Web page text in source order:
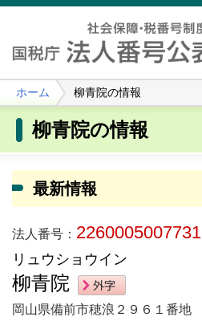
ホーム 柳青院の情報
柳青院の情報
最新情報
法人番号： 2260005007731
リュウショウイン
柳青院
岡山県備前市穂浪２９６１番地